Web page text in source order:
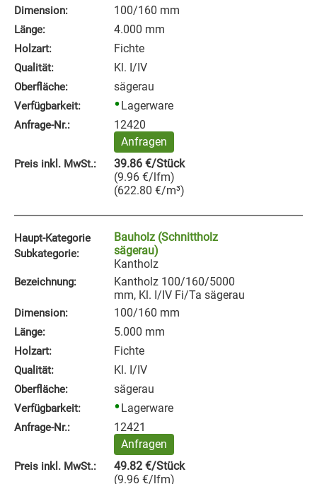
Dimension: 100/160 mm
Länge: 4.000 mm
Holzart: Fichte
Qualität: Kl. I/IV
Oberfläche: sägerau
Verfügbarkeit: Lagerware
Anfrage‑Nr.:
12420
Anfragen
Preis inkl. MwSt.: 39.86 €/Stück
(9.96 €/lfm)
(622.80 €/m³)
Haupt-Kategorie
Subkategorie:
Bauholz (Schnittholz
sägerau)
Kantholz
Bezeichnung:
Kantholz 100/160/5000
mm, Kl. I/IV Fi/Ta sägerau
Dimension: 100/160 mm
Länge: 5.000 mm
Holzart: Fichte
Qualität: Kl. I/IV
Oberfläche: sägerau
Verfügbarkeit: Lagerware
Anfrage‑Nr.:
12421
Anfragen
Preis inkl. MwSt.: 49.82 €/Stück
(9.96 €/lfm)